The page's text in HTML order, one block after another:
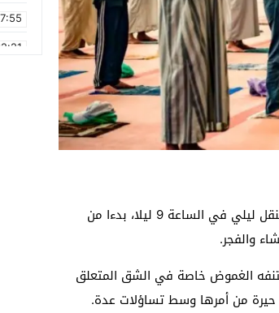
في الوقت الذي أعلنت فيه الحكومة المغربية عن إقرار حظر تنقل ليلي في الساعة 9 ليلا، بدءا من
والفجر.
الغموض خاصة في الشق المتعلق
حيرة من أمرها وسط تساؤلات عدة.